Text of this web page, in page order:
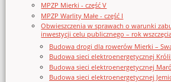
MPZP Mierki - część V
MPZP Warlity Małe - część I
Obwieszczenia w sprawach o warunki
inwestycji celu publicznego – rok
Budowa drogi dla rowerów Mierki –
Budowa sieci elektroenergetycznej
Budowa sieci elektroenergetycznej
Budowa sieci elektroenergetycznej